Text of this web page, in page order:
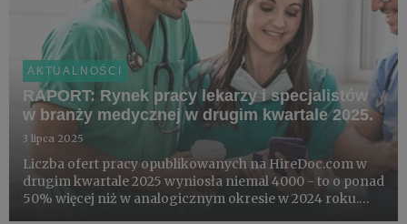
AKTUALNOŚCI
RAPORT: Rynek pracy lekarzy i specjalistów
w branży medycznej w drugim kwartale 2025.
3 lipca 2025
Liczba ofert pracy opublikowanych na HireDoc.com w
drugim kwartale 2025 wyniosła niemal 4000 - to o ponad
50% więcej niż w analogicznym okresie w 2024 roku.